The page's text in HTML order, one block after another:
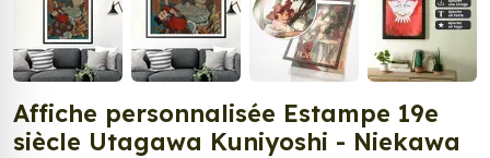
Affiche personnalisée Estampe 19e
siècle Utagawa Kuniyoshi - Niekawa